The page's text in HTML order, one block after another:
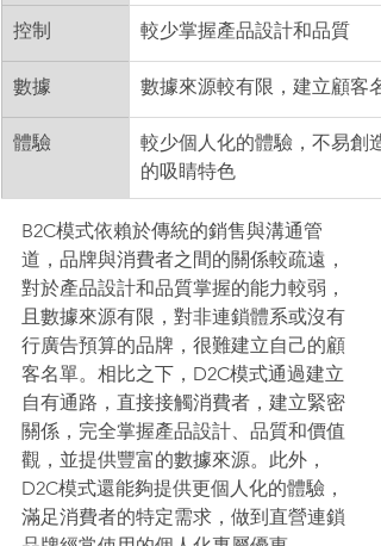
控制 較少掌握產品設計和品質
數據 數據來源較有限，建立顧客
體驗
較少個人化的體驗，不易創
的吸睛特色
B2C模式依賴於傳統的銷售與溝通管
道，品牌與消費者之間的關係較疏遠，
對於產品設計和品質掌握的能力較弱，
且數據來源有限，對非連鎖體系或沒有
行廣告預算的品牌，很難建立自己的顧
客名單。相比之下，D2C模式通過建立
自有通路，直接接觸消費者，建立緊密
關係，完全掌握產品設計、品質和價值
觀，並提供豐富的數據來源。此外，
D2C模式還能夠提供更個人化的體驗，
滿足消費者的特定需求，做到直營連鎖